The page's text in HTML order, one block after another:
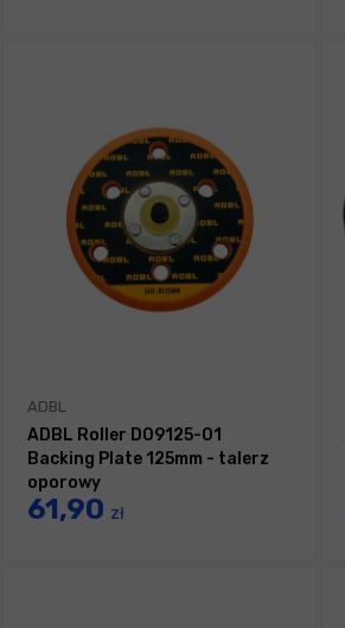
ADBL
ADBL Roller D09125-01
Backing Plate 125mm - talerz
oporowy
61,90 zł